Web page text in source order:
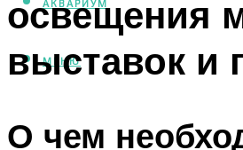
АКВАРИУМ
МЕНЮ
освещения
выставок и
О чем